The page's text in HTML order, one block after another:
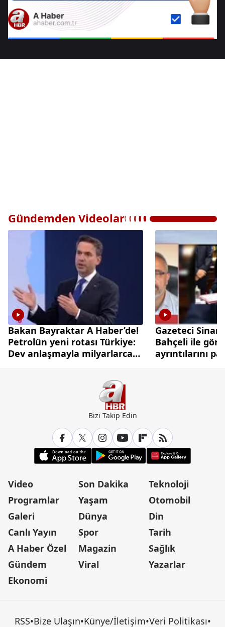
Gündemden Videolar
Bakan Bayraktar A Haber’de!
Petrolün yeni rotası Türkiye:
Dev anlaşmayla milyarlarca
Gazeteci
Bahçeli ile
ayrıntılarını
Bizi Takip Edin
Video
Programlar
Galeri
Canlı Yayın
A Haber Özel
Gündem
Ekonomi
Son Dakika
Yaşam
Dünya
Spor
Magazin
Viral
Teknoloji
Otomobil
Din
Tarih
Sağlık
Yazarlar
RSS•Bize Ulaşın•Künye/İletişim•Veri Politikası•